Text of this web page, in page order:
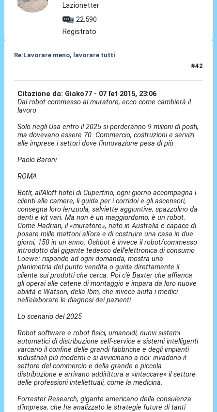
Lazionetter
22.590
Registrato
Re:Lavorare meno, lavorare tutti
#42
Citazione da: Giako77 - 07 ſet 2015, 23:06
Dal robot commesso al muratore, ecco come cambierà il
lavoro
Solo negli Usa entro il 2025 si perderanno 9 milioni di posti,
ma dovevano essere 70. Commercio, costruzioni e servizi
alle imprese i settori dove l'innovazione pesa di più
Paolo Baroni
ROMA
Botlr, all'Aloft hotel di Cupertino, ogni giorno accompagna i
clienti alle camere, li guida per i corridoi e gli ascensori,
consegna loro lenzuola, salviette aggiuntive, spazzolino da
denti e kit vari. Ma non è un maggiordomo, è un robot.
Come Hadrian, il «muratore», nato in Australia e capace di
posare mille mattoni all'ora e di costruire una casa in due
giorni, 150 in un anno. Oshbot è invece il robot/commesso
introdotto dal gigante tedesco dell'elettronica di consumo
Loewe: risponde ad ogni domanda, mostra una
planimetria del punto vendita o guida direttamente il
cliente sui prodotti che cerca. Poi c'è Baxter che affianca
gli operai alle catene di montaggio e impara da loro nuove
abilità e Watson, della Ibm, che invece aiuta i medici
nell'elaborare le diagnosi dei pazienti.
Lo scenario del 2025
Robot software e robot fisici, umanoidi, nuovi sistemi
automatici di distribuzione self-service e sistemi intelligenti
varcano il confine delle grandi fabbriche e degli impianti
industriali più moderni e si avvicinano a noi: invadono il
settore del commercio e della grande e piccola
distribuzione e arrivano addirittura a «intaccare» il settore
delle professioni intellettuali, come la medicina.
Forrester Research, gigante americano della consulenza
d'impresa, che ha analizzato le strategie future di tanti